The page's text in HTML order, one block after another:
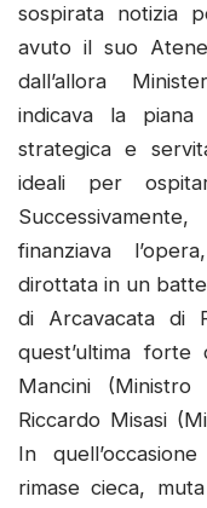
sospirata notizia
avuto il suo
dall’allora
indicava la
strategica e
ideali per
finanziava
dirottata in un
di Arcavacata di
quest’ultima forte
Mancini
Riccardo Misasi
In
rimase cieca,